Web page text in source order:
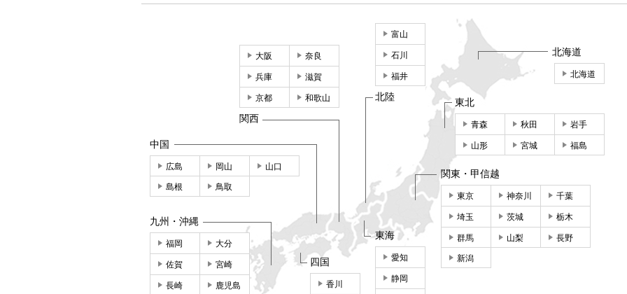
北海道
北海道
東北
青森 秋田 岩手
山形 宮城 福島
関東・甲信越
東京 神奈川 千葉
埼玉 茨城 栃木
群馬 山梨 長野
新潟
東海
愛知
静岡
富山
石川
福井
北陸
大阪 奈良
兵庫 滋賀
京都 和歌山
関西
中国
広島 岡山 山口
島根 鳥取
四国
香川
九州・沖縄
福岡 大分
佐賀 宮崎
長崎 鹿児島